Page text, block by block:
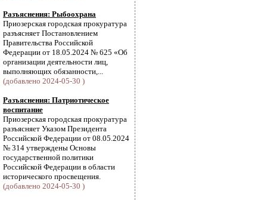
Разъяснения: Рыбоохрана
Приозерская городская прокуратура
разъясняет Постановлением
Правительства Российской
Федерации от 18.05.2024 № 625 «Об
организации деятельности лиц,
выполняющих обязанности,...
(добавлено 2024-05-30 )
Разъяснения: Патриотическое
воспитание
Приозерская городская прокуратура
разъясняет Указом Президента
Российской Федерации от 08.05.2024
№ 314 утверждены Основы
государственной политики
Российской Федерации в области
исторического просвещения.
(добавлено 2024-05-30 )